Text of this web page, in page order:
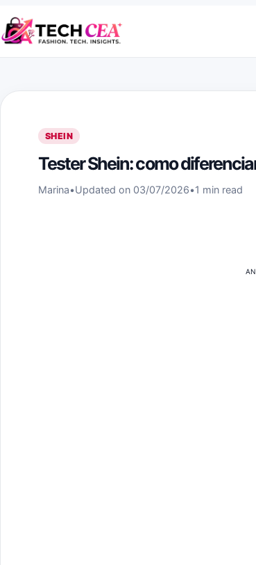
Skip to content
SHEIN
Tester Shein: como
Marina•Updated on 03/07/2026•1 min read